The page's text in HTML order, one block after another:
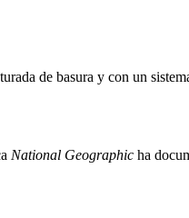
de basura y con un
National Geographic ha